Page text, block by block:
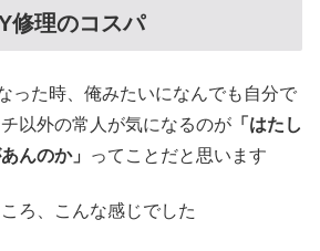
修理のコスパ
った時、俺みたいになんでも自分で
以外の常人が気になるのが 「はたし
んのか」
ってことだと思います
ろ、こんな感じでした